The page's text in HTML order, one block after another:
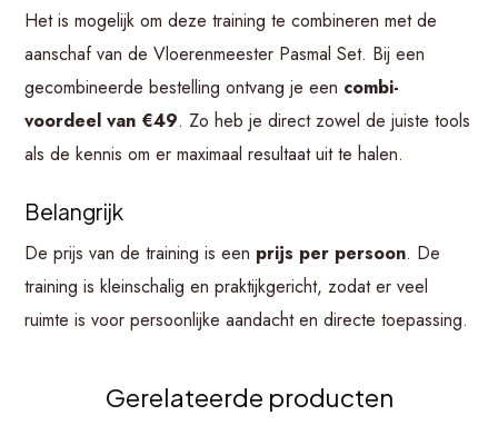
Het is mogelijk om deze training te combineren met de
aanschaf van de Vloerenmeester Pasmal Set. Bij een
gecombineerde bestelling ontvang je een combi-
voordeel van €49. Zo heb je direct zowel de juiste tools
als de kennis om er maximaal resultaat uit te halen.
Belangrijk
De prijs van de training is een prijs per persoon. De
training is kleinschalig en praktijkgericht, zodat er veel
ruimte is voor persoonlijke aandacht en directe toepassing.
Gerelateerde producten